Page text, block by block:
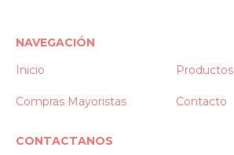
NAVEGACIÓN
Inicio
Productos
Compras Mayoristas Contacto
CONTACTANOS